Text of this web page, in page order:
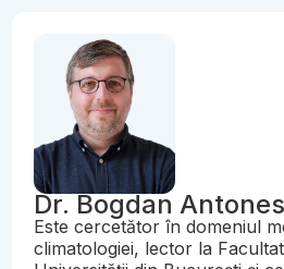
Dr. Bogdan
Este cercetător în domeniul
climatologiei, lector la